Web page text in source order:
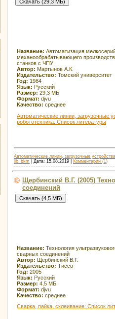
Название: Автоматизация
механообрабатывающего
станков с ЧПУ
Автор: Мартынов А.К.
Издательство: Томский университет
Год: 1984
Язык: Русский
Размер: 29,3 МБ
Формат: djvu
Качество: среднее
Автоматические линии, загрузочные
робототехника: Список литературы
Автоматические линии, загрузочные
lib_bkm | Дата: 15.08.2019 Комментарии (1)
Щербинский В.Г. (2005)
соединений
Название: Технология
сварных соединений
Автор: Щербинский В.Г.
Издательство: Тиссо
Год: 2005
Язык: Русский
Размер: 4,5 МБ
Формат: djvu
Качество: среднее
Сварка, пайка, склеивание: Список